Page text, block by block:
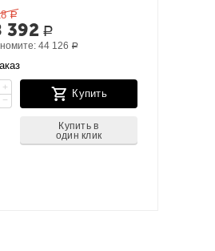
Р
392 Р
44 126 Р
+
−
Купить
Купить в
один клик